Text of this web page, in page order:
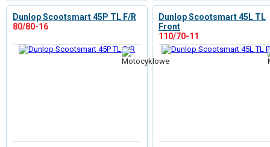
Dunlop Scootsmart 45P TL F/R
80/80-16
Dunlop Scootsmart 45L TL
Front
110/70-11